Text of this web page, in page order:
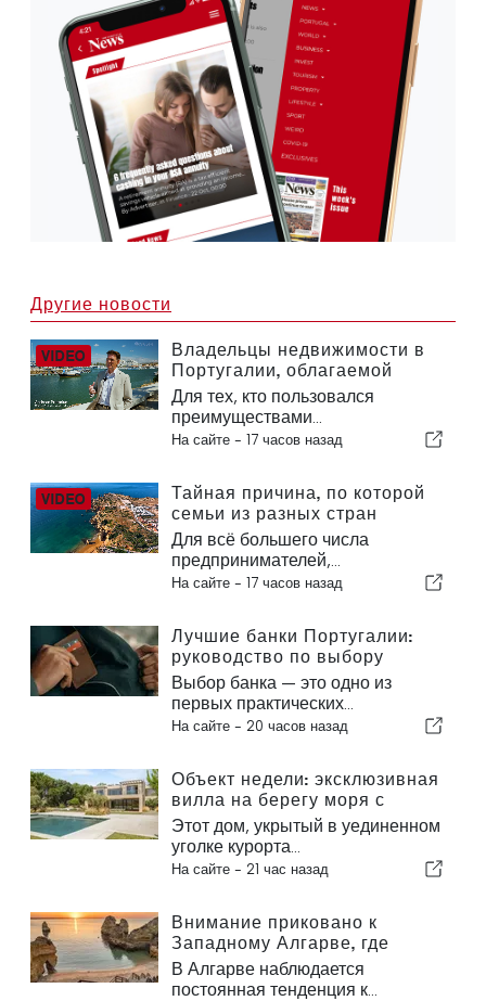
Другие новости
Владельцы недвижимости в
Португалии, облагаемой
налогом NHR: планируйте
заранее и снизьте будущее
налоговое бремя
Для тех, кто пользовался
преимуществами...
На сайте - 17 часов назад
Тайная причина, по которой
семьи из разных стран
переезжают в Португалию
Для всё большего числа
предпринимателей,...
На сайте - 17 часов назад
Лучшие банки Португалии:
руководство по выбору
подходящего банка
Выбор банка — это одно из
первых практических...
На сайте - 20 часов назад
Объект недели: эксклюзивная
вилла на берегу моря с
панорамным видом на море
и горы Аррабида
Этот дом, укрытый в уединенном
уголке курорта...
На сайте - 21 час назад
Внимание приковано к
Западному Алгарве, где
строятся новые элитные
дома
В Алгарве наблюдается
постоянная тенденция к...